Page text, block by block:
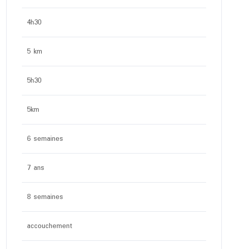
4h30
5 km
5h30
5km
6 semaines
7 ans
8 semaines
accouchement